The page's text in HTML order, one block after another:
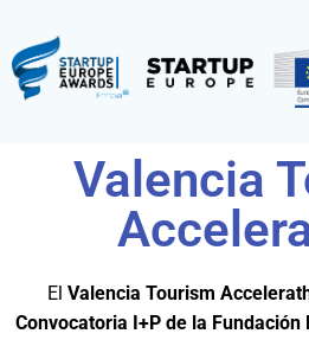
Valencia
El Valencia Tourism
Convocatoria I+P de la Fundación